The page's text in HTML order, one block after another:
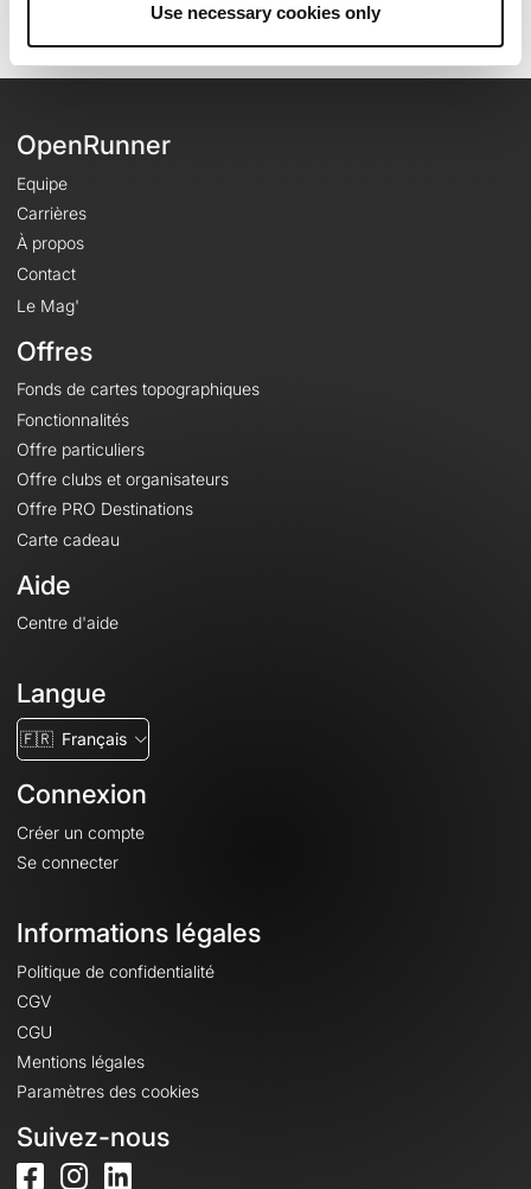
Use necessary cookies only
OpenRunner
Equipe
Carrières
À propos
Contact
Le Mag'
Offres
Fonds de cartes topographiques
Fonctionnalités
Offre particuliers
Offre clubs et organisateurs
Offre PRO Destinations
Carte cadeau
Aide
Centre d'aide
Langue
🇫🇷 Français
Connexion
Créer un compte
Se connecter
Informations légales
Politique de confidentialité
CGV
CGU
Mentions légales
Paramètres des cookies
Suivez-nous